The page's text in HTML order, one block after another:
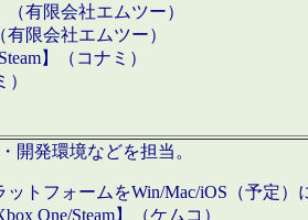
有限会社エムツー）
限会社エムツー）
】（コナミ）
開発環境などを担当。
トフォームをWin/Mac/iOS（予定）
One/Steam】（ケムコ）